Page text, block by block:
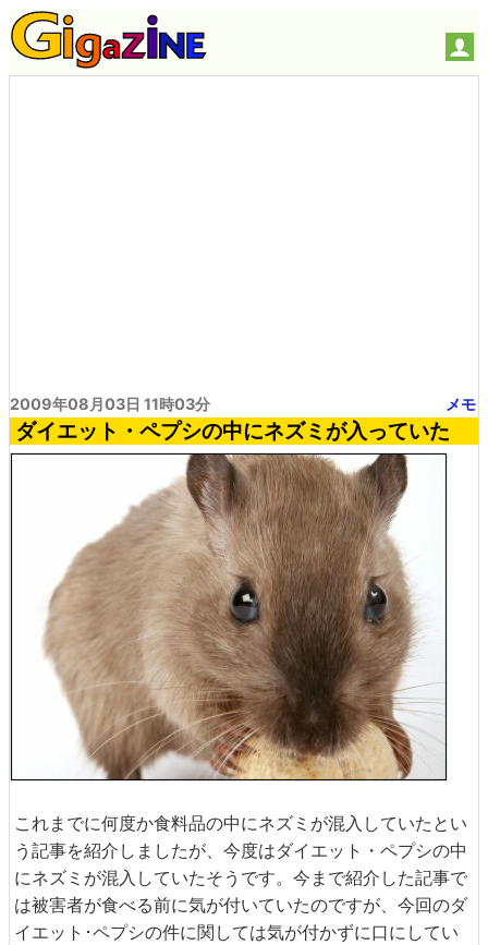
2009年08月03日 11時03分 メモ
ダイエット・ペプシの中にネズミが入っていた
これまでに何度か食料品の中にネズミが混入していたとい
う記事を紹介しましたが、今度はダイエット・ペプシの中
にネズミが混入していたそうです。今まで紹介した記事で
は被害者が食べる前に気が付いていたのですが、今回のダ
イエット･ペプシの件に関しては気が付かずに口にしてい